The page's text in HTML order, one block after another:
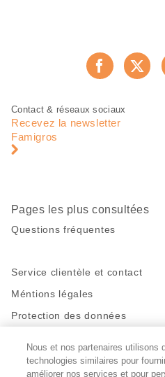
Pied
page
Navigation
pied
Contact & réseaux sociaux
Recevez la newsletter
Famigros
Pages les plus consultées
Questions fréquentes
Service clientèle et contact
Méntions légales
Protection des données
Restez en contact!
Nous et nos partenaires utilisons
technologies similaires pour
améliorer nos services et pour